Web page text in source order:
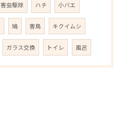
害虫駆除 ハチ 小バエ
鳩 害鳥 キクイムシ
ガラス交換 トイレ 風呂